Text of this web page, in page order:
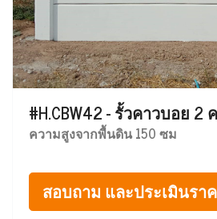
#H.CBW42 - รั้วคาวบอย
ความสูงจากพื้นดิน 150 ซม
สอบถาม และประเมินรา